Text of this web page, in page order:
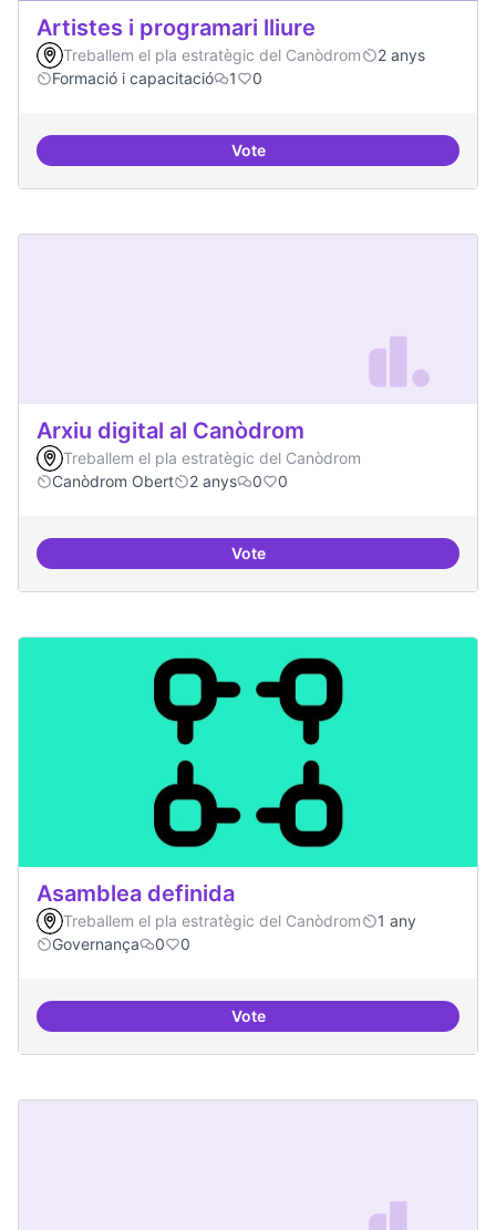
Artistes i programari lliure
Treballem el pla estratègic del Canòdrom
2 anys
Formació i capacitació
1 0
VoteArtistes i programari lliure
Arxiu digital al Canòdrom
Treballem el pla estratègic del Canòdrom
Canòdrom Obert
2 anys 0 0
VoteArxiu digital al Canòdrom
Asamblea definida
Treballem el pla estratègic del Canòdrom
1 any
Governança
0 0
VoteAsamblea definida